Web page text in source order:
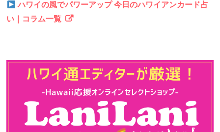
ハワイの風でパワーアップ 今日のハワイアンカード占
い｜コラム一覧